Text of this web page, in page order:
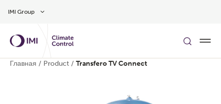
IMI Group
Главная / Product / Transfero TV Connect